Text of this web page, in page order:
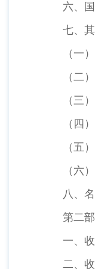
六、国
七、其
（一）
（二）“
（三）
（四）
（五）
（六）
八、名
第二部
一、收
二、收